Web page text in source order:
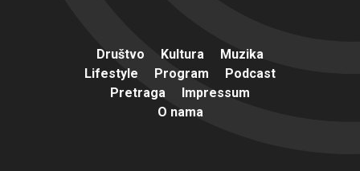
Društvo Kultura
Muzika
Lifestyle
Program
Podcast
Pretraga
Impressum
O nama